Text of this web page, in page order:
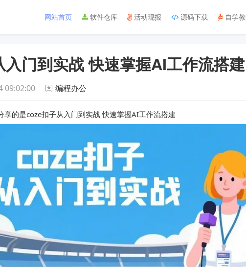
网站首页 软件仓库 活动现报 源码下载 自学
门到实战 快速掌握AI工作流搭建
09:02:00 编程办公
享的是coze扣子从入门到实战 快速掌握AI工作流搭建